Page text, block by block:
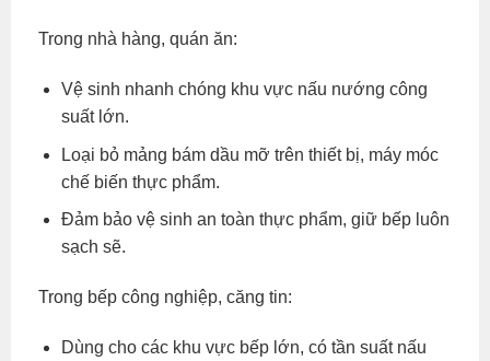
Trong nhà hàng, quán ăn:
Vệ sinh nhanh chóng khu vực nấu nướng công
suất lớn.
Loại bỏ mảng bám dầu mỡ trên thiết bị, máy móc
chế biến thực phẩm.
Đảm bảo vệ sinh an toàn thực phẩm, giữ bếp luôn
sạch sẽ.
Trong bếp công nghiệp, căng tin:
Dùng cho các khu vực bếp lớn, có tần suất nấu